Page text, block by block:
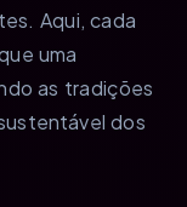
Aqui, cada
uma
as tradições
dos